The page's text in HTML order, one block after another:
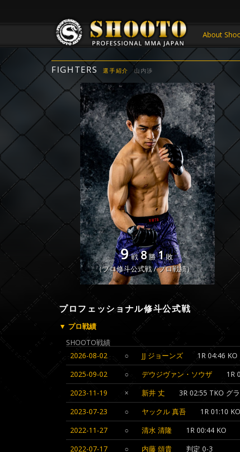
About
FIGHTERS 選手紹介 山内渉
9 戦 8 勝 1 敗
（プロ修斗公式戦 / プロ戦績）
プロフェッショナル修斗公式戦
▼ プロ戦績
SHOOTO戦績
2026-08-02
○ JJ ジョーンズ
1R 04:46 KO
2025-09-02
○ デウジヴァン・ソウザ
1R
2023-11-19
× 新井 丈
3R 02:55 TKO グ
2023-07-23
○ ヤックル 真吾
1R 01:10 KO
2022-11-27
○ 清水 清隆
1R 00:44 KO
2022-07-17
○ 内藤 頌貴 判定 0-3